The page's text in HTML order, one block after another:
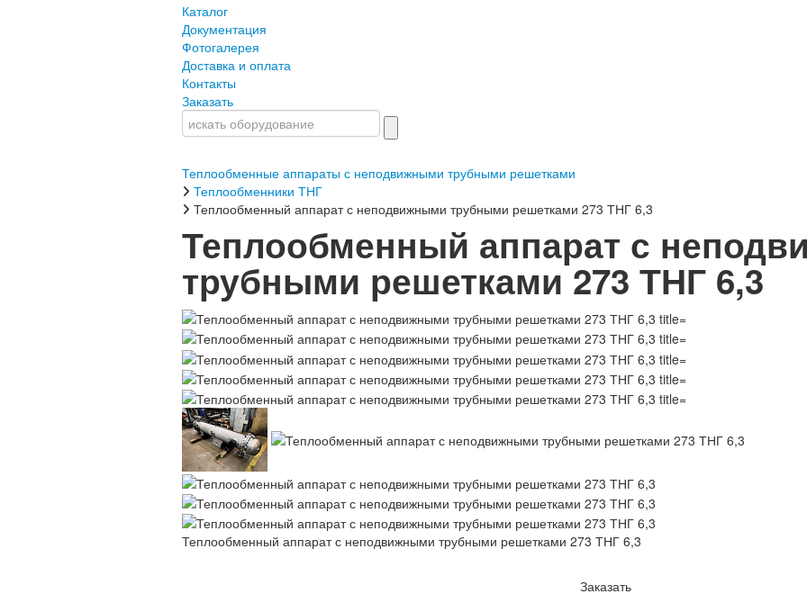
Каталог
Документация
Фотогалерея
Доставка и оплата
Контакты
Заказать
Теплообменные аппараты с неподвижными трубными решетками
Теплообменники ТНГ
Теплообменный аппарат с неподвижными трубными решетками 273 ТНГ 6,3
Теплообменный аппарат с
трубными решетками 273 ТНГ 6,3
Теплообменный аппарат с неподвижными трубными решетками 273 ТНГ 6,3
Заказать